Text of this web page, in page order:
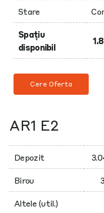
Stare
Spațiu
disponibil
Cere Oferta
AR1 E2
Depozit
Birou
Altele (util.)